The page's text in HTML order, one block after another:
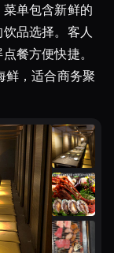
单包含新鲜的
品选择。客人
餐方便快捷。
鲜，适合商务聚